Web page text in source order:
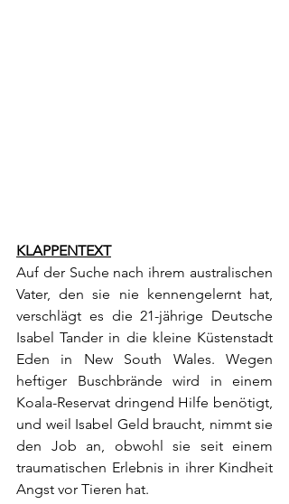
KLAPPENTEXT
Auf der Suche nach ihrem australischen
Vater, den sie nie kennengelernt hat,
verschlägt es die 21-jährige Deutsche
Isabel Tander in die kleine Küstenstadt
Eden in New South Wales. Wegen
heftiger Buschbrände wird in einem
Koala-Reservat dringend Hilfe benötigt,
und weil Isabel Geld braucht, nimmt sie
den Job an, obwohl sie seit einem
traumatischen Erlebnis in ihrer Kindheit
Angst vor Tieren hat.